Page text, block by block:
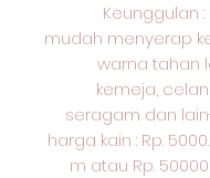
Keunggulan
mudah menyerap
warna tahan
kemeja,
seragam dan
harga kain : Rp.
m atau Rp.